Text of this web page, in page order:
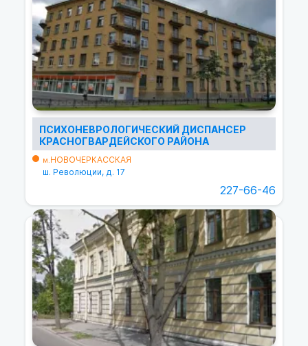
ПСИХОНЕВРОЛОГИЧЕСКИЙ ДИСПАНСЕР
КРАСНОГВАРДЕЙСКОГО РАЙОНА
м.НОВОЧЕРКАССКАЯ
ш. Революции, д. 17
227-66-46